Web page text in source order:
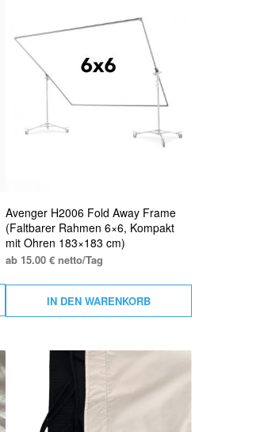
Avenger H2006 Fold Away Frame
(Faltbarer Rahmen 6×6, Kompakt
mit Ohren 183×183 cm)
ab 15.00 € netto/Tag
IN DEN WARENKORB